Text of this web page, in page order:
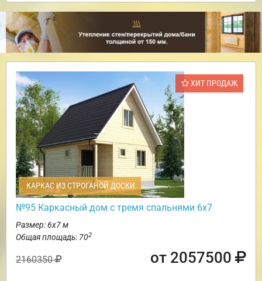
ХИТ ПРОДАЖ
КАРКАС ИЗ СТРОГАНОЙ ДОСКИ
№95 Каркасный дом с тремя спальнями 6х7
Размер: 6х7 м
Общая площадь: 702
2160350 от 2057500